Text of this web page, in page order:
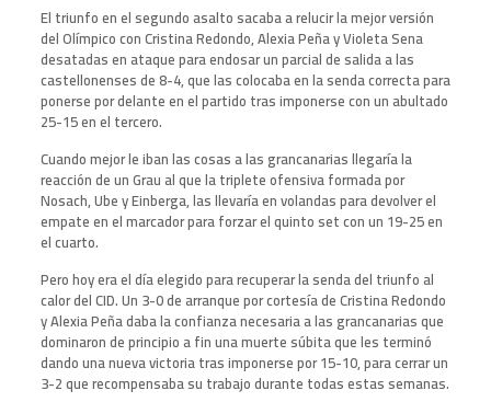
El triunfo en el segundo asalto sacaba a relucir la mejor versión
del Olímpico con Cristina Redondo, Alexia Peña y Violeta Sena
desatadas en ataque para endosar un parcial de salida a las
castellonenses de 8-4, que las colocaba en la senda correcta para
ponerse por delante en el partido tras imponerse con un abultado
25-15 en el tercero.
Cuando mejor le iban las cosas a las grancanarias llegaría la
reacción de un Grau al que la triplete ofensiva formada por
Nosach, Ube y Einberga, las llevaría en volandas para devolver el
empate en el marcador para forzar el quinto set con un 19-25 en
el cuarto.
Pero hoy era el día elegido para recuperar la senda del triunfo al
calor del CID. Un 3-0 de arranque por cortesía de Cristina Redondo
y Alexia Peña daba la confianza necesaria a las grancanarias que
dominaron de principio a fin una muerte súbita que les terminó
dando una nueva victoria tras imponerse por 15-10, para cerrar un
3-2 que recompensaba su trabajo durante todas estas semanas.